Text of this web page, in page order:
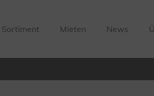
Sortiment Mieten News